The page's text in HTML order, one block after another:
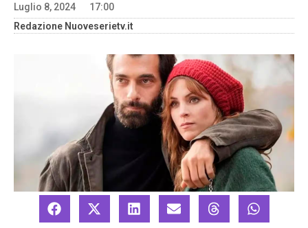
Luglio 8, 2024
17:00
Redazione Nuoveserietv.it